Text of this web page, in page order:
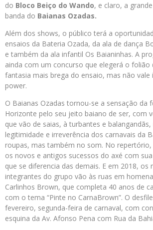
do Bloco Beiço do Wando, e claro, a
banda do Baianas Ozadas.
Além dos shows, o público terá a
ensaios da Bateria Ozada, da ala de dança
e também da ala infantil Os Baianinhas. A
ainda com um concurso que elegerá o folião
fantasia mais brega do ensaio, mas não vale
power.
O Baianas Ozadas tornou-se a sensação da
Horizonte pelo seu jeito baiano de ser, com
que vão de saias, à turbantes e
legitimidade e irreverência dos carnavais da
roupas, mas também no som. No
os novos e antigos sucessos do axé com
que se diferencia das demais. E em 2018, os
integrantes do grupo vão às ruas em
Carlinhos Brown, que completa 40 anos de
com o tema “Pinte no CarnaBrown”. O
fevereiro, segunda-feira de carnaval, com
esquina da Av. Afonso Pena com Rua da